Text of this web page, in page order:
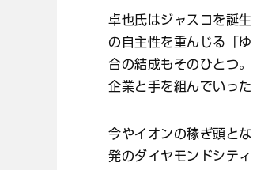
卓也氏はジャスコを誕
の自主性を重んじる「
合の結成もそのひとつ
企業と手を組んでいった
今やイオンの稼ぎ頭と
発のダイヤモンドシテ